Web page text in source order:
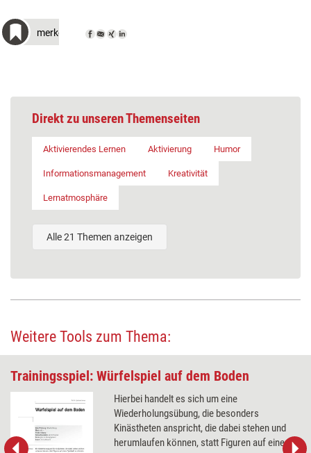
merken
Direkt zu unseren Themenseiten
Aktivierendes Lernen Aktivierung Humor
Informationsmanagement Kreativität
Lernatmosphäre
Alle 21 Themen anzeigen
Weitere Tools zum Thema:
Trainingsspiel: Würfelspiel auf dem Boden
Hierbei handelt es sich um eine
Wiederholungsübung, die besonders
Kinästheten anspricht, die dabei stehen und
herumlaufen können, statt Figuren auf einem